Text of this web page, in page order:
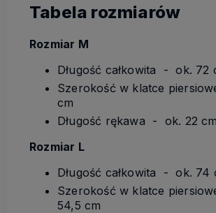
Tabela rozmiarów
Rozmiar M
Długość całkowita - ok. 72
Szerokość w klatce
cm
Długość rękawa - ok. 22 cm
Rozmiar L
Długość całkowita - ok. 74
Szerokość w klatce
54,5 cm